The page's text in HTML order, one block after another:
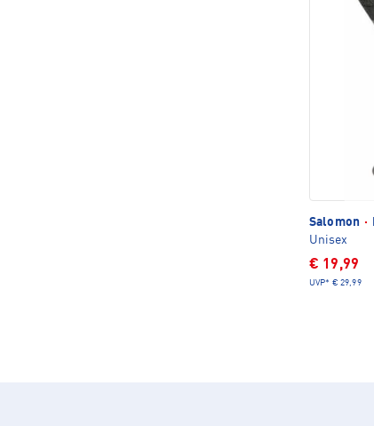
Salomon ·
Unisex
€ 19,99
UVP* € 29,99